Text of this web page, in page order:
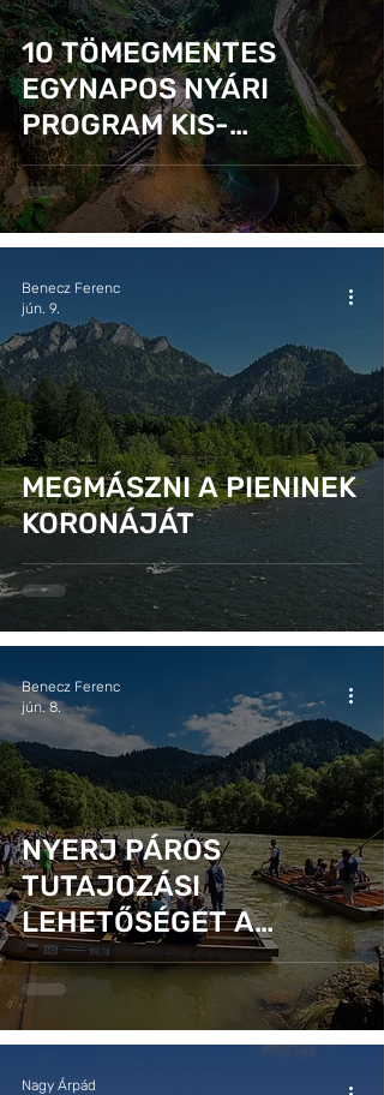
CSALÁD
GASZTRO
PROGRAM
VIDEÓ
10 TÖMEGMENTES
EGYNAPOS NYÁRI
PROGRAM KIS-
LENGYELORSZÁGI
UTAZÁSHOZ
MEGMÁSZNI A PIENINEK
KORONÁJÁT
Benecz Ferenc
jún. 9.
NYERJ PÁROS
TUTAJOZÁSI
LEHETŐSÉGET A
DUNAJECEN
Benecz Ferenc
jún. 8.
Nagy Árpád